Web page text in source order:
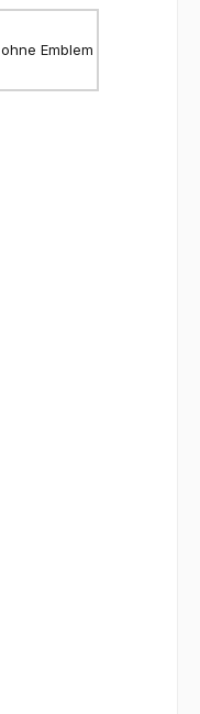
ohne Emblem